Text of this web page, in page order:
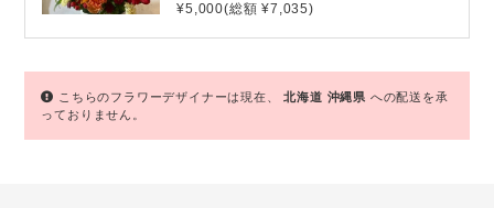
¥5,000(総額 ¥7,035)
こちらのフラワーデザイナーは現在、北海道 沖縄県 への配送を承
っておりません。